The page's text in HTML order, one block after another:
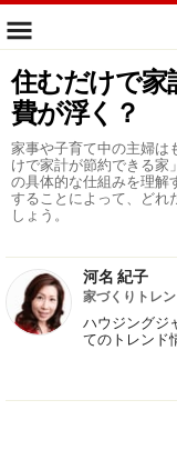
住むだけで家
費が浮く？
家事や子育て中の主婦は
けで家計が節約できる家
の具体的な仕組みを理解
することによって、どれ
しょう。
河名 紀子
家づくりトレ
ハウジングジ
てのトレンド